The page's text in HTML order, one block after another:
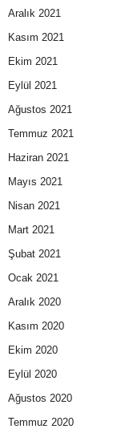
Aralık 2021
Kasım 2021
Ekim 2021
Eylül 2021
Ağustos 2021
Temmuz 2021
Haziran 2021
Mayıs 2021
Nisan 2021
Mart 2021
Şubat 2021
Ocak 2021
Aralık 2020
Kasım 2020
Ekim 2020
Eylül 2020
Ağustos 2020
Temmuz 2020